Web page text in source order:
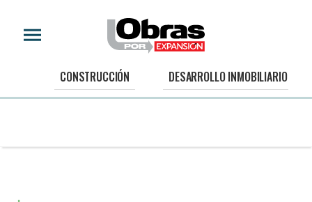
CONSTRUCCIÓN DESARROLLO INMOBILIARIO